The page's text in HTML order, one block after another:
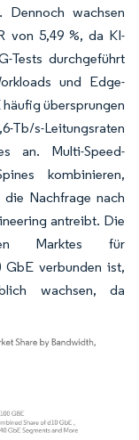
Dennoch wachsen
von 5,49 %, da KI-
Tests durchgeführt
und Edge-
übersprungen
Tb/s-Leitungsraten
an. Multi-Speed-
kombinieren,
Nachfrage nach
antreibt. Die
Marktes für
GbE verbunden ist,
wachsen, da